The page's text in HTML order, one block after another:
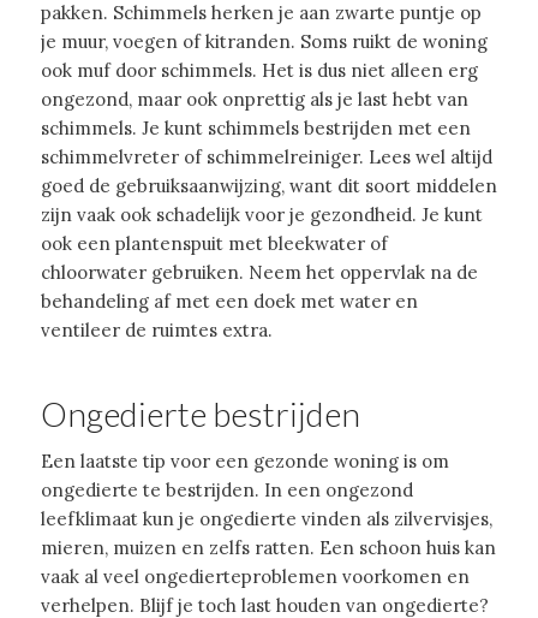
pakken. Schimmels herken je aan zwarte puntje op
je muur, voegen of kitranden. Soms ruikt de woning
ook muf door schimmels. Het is dus niet alleen erg
ongezond, maar ook onprettig als je last hebt van
schimmels. Je kunt schimmels bestrijden met een
schimmelvreter of schimmelreiniger. Lees wel altijd
goed de gebruiksaanwijzing, want dit soort middelen
zijn vaak ook schadelijk voor je gezondheid. Je kunt
ook een plantenspuit met bleekwater of
chloorwater gebruiken. Neem het oppervlak na de
behandeling af met een doek met water en
ventileer de ruimtes extra.
Ongedierte bestrijden
Een laatste tip voor een gezonde woning is om
ongedierte te bestrijden. In een ongezond
leefklimaat kun je ongedierte vinden als zilvervisjes,
mieren, muizen en zelfs ratten. Een schoon huis kan
vaak al veel ongedierteproblemen voorkomen en
verhelpen. Blijf je toch last houden van ongedierte?